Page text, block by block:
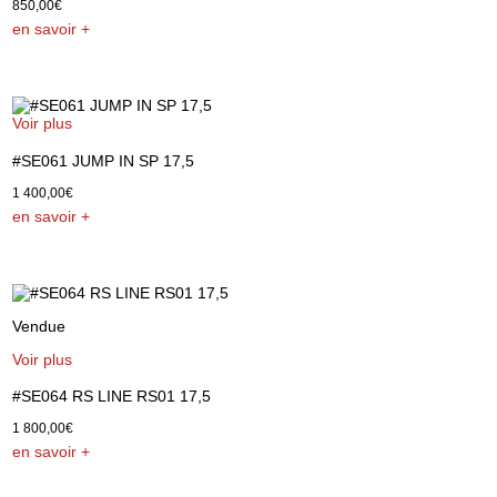
850,00€
en savoir +
Voir plus
#SE061 JUMP IN SP 17,5
1 400,00€
en savoir +
Vendue
Voir plus
#SE064 RS LINE RS01 17,5
1 800,00€
en savoir +